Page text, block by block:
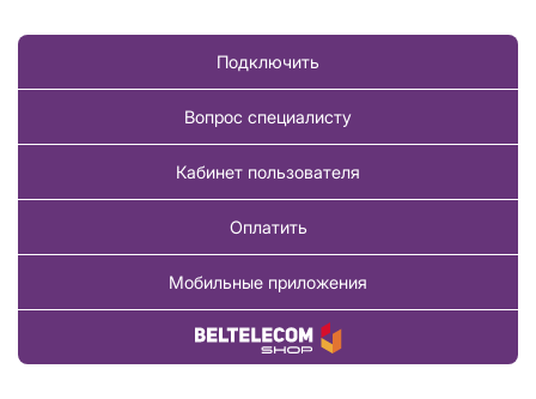
Подключить
Вопрос специалисту
Кабинет пользователя
Оплатить
Мобильные приложения
Купить товар